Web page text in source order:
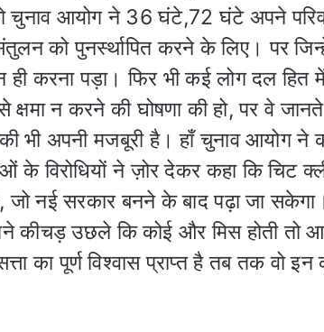
चुनाव आयोग ने 36 घंटे,72 घंटे अपने
को पुनर्स्थापित करने के लिए। पर
ही करना पड़ा। फिर भी कई लोग दल हित
क्षमा न करने की घोषणा की हो, पर वे
भी अपनी मजबूरी है। हाँ चुनाव आयोग ने
के विरोधियों ने ज़ोर देकर कहा कि चिट
जो नई सरकार बनने के बाद पढ़ा जा
कीचड़ उछले कि कोई और मिस होती तो
का पूर्ण विश्वास प्राप्त है तब तक वो